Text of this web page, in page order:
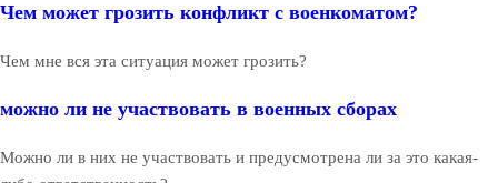
Чем может грозить конфликт с военкоматом?
Чем мне вся эта ситуация может грозить?
можно ли не участвовать в военных сборах
Можно ли в них не участвовать и предусмотрена ли за это какая-